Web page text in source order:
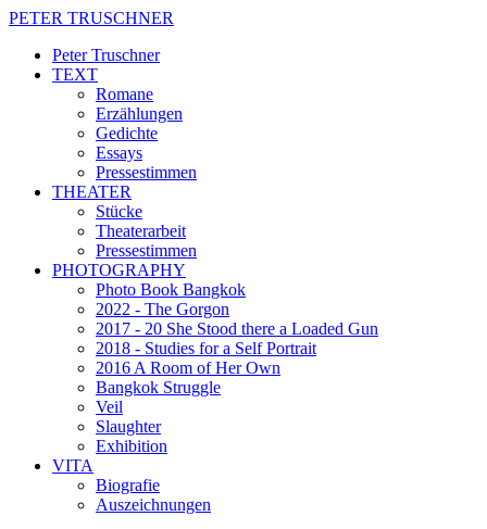
PETER TRUSCHNER
Peter Truschner
TEXT
Romane
Erzählungen
Gedichte
Essays
Pressestimmen
THEATER
Stücke
Theaterarbeit
Pressestimmen
PHOTOGRAPHY
Photo Book Bangkok
2022 - The Gorgon
2017 - 20 She Stood there a Loaded Gun
2018 - Studies for a Self Portrait
2016 A Room of Her Own
Bangkok Struggle
Veil
Slaughter
Exhibition
VITA
Biografie
Auszeichnungen